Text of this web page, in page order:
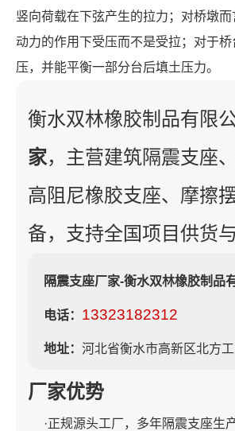
竖向荷载在下弦产生的拉力；对桥墩
动力的作用下受压而不是受拉；对于
压，并能平衡一部分台后填土压力。
衡水双林橡胶制品有限
家，主营建筑隔震支座
高阻尼橡胶支座、摩擦
备，支持全国项目供货
隔震支座厂家-衡水双林橡胶制品
电话： 13323182312
地址： 河北省衡水市高新区北方
厂家优势
·正规源头工厂，多年隔震支座生